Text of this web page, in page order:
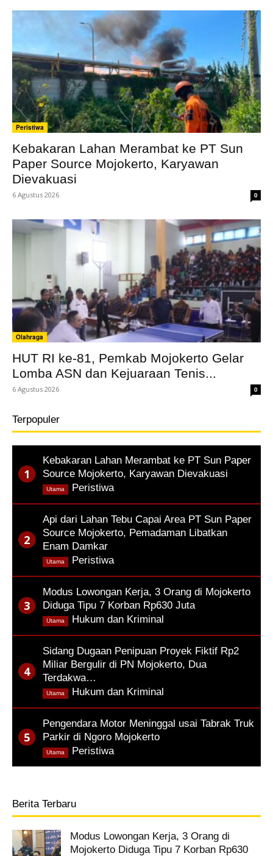
Peristiwa
Kebakaran Lahan Merambat ke PT Sun
Paper Source Mojokerto, Karyawan
Dievakuasi
6 Agustus 2026 0
Olahraga
HUT RI ke-81, Pemkab Mojokerto Gelar
Lomba ASN dan Kejuaraan Tenis...
6 Agustus 2026 0
Terpopuler
Kebakaran Lahan Merambat ke PT Sun Paper
Source Mojokerto, Karyawan Dievakuasi
Peristiwa
Utama
Api dari Lahan Tebu Capai Area PT Sun Paper
Source Mojokerto, Pemadaman Libatkan
Enam Damkar
Peristiwa
Utama
Modus Lowongan Kerja, 3 Orang di Mojokerto
Diduga Tipu 7 Korban Rp630 Juta
Hukum dan Kriminal
Utama
Sidang Dugaan Penipuan Proyek Fiktif Rp2
Miliar Bergulir di PN Mojokerto, Dua
Terdakwa…
Hukum dan Kriminal
Utama
Pengendara Motor Meninggal usai Tabrak Truk
Parkir di Ngoro Mojokerto
Peristiwa
Utama
Berita Terbaru
Modus Lowongan Kerja, 3 Orang di
Mojokerto Diduga Tipu 7 Korban Rp630